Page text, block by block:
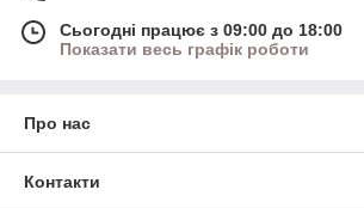
Сьогодні працює з 09:00 до 18:00
Показати весь графік роботи
Про нас
Контакти